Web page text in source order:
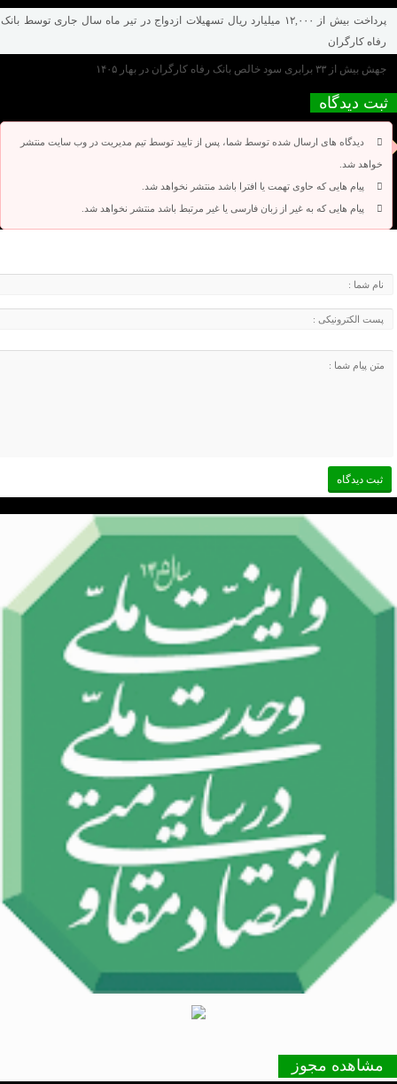
پرداخت بیش از ۱۲,۰۰۰ میلیارد ریال تسهیلات ازدواج در تیر ماه سال جاری توسط بانک
رفاه کارگران
جهش بیش از ۳۳ برابری سود خالص بانک رفاه کارگران در بهار ۱۴۰۵
ثبت دیدگاه
دیدگاه های ارسال شده توسط شما، پس از تایید توسط تیم مدیریت در وب سایت منتشر
خواهد شد.
پیام هایی که حاوی تهمت یا افترا باشد منتشر نخواهد شد.
پیام هایی که به غیر از زبان فارسی یا غیر مرتبط باشد منتشر نخواهد شد.
مشاهده مجوز